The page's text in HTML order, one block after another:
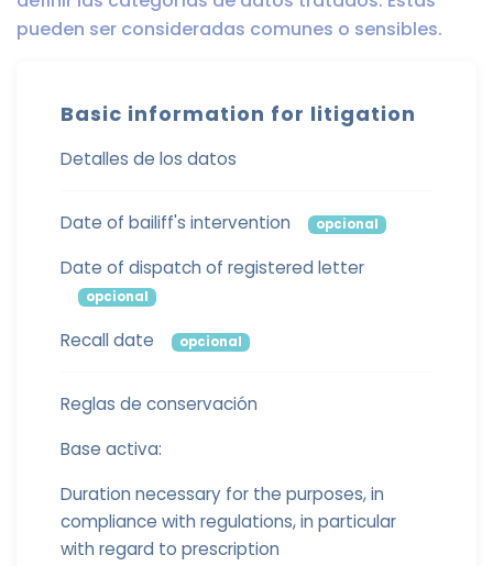
pueden ser consideradas comunes o sensibles.
Basic information for litigation
Detalles de los datos
Date of bailiff's intervention opcional
Date of dispatch of registered letter
opcional
Recall date opcional
Reglas de conservación
Base activa:
Duration necessary for the purposes, in
compliance with regulations, in particular
with regard to prescription